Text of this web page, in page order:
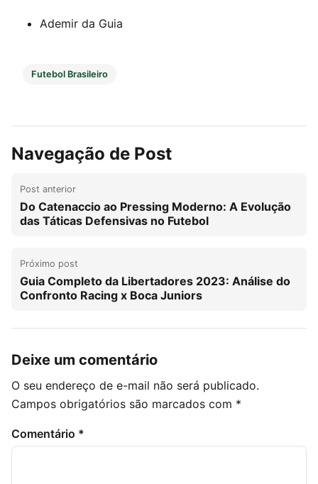
Ademir da Guia
Futebol Brasileiro
Navegação de Post
Post anterior
Do Catenaccio ao Pressing Moderno: A Evolução
das Táticas Defensivas no Futebol
Próximo post
Guia Completo da Libertadores 2023: Análise do
Confronto Racing x Boca Juniors
Deixe um comentário
O seu endereço de e-mail não será publicado.
Campos obrigatórios são marcados com *
Comentário *